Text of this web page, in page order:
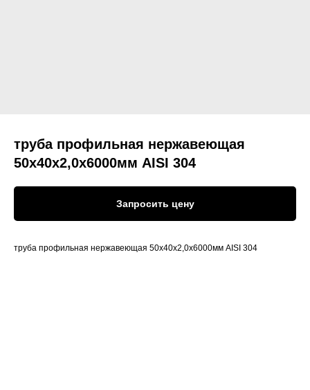
труба профильная нержавеющая
50х40х2,0х6000мм AISI 304
Запросить цену
труба профильная нержавеющая 50х40х2,0х6000мм AISI 304